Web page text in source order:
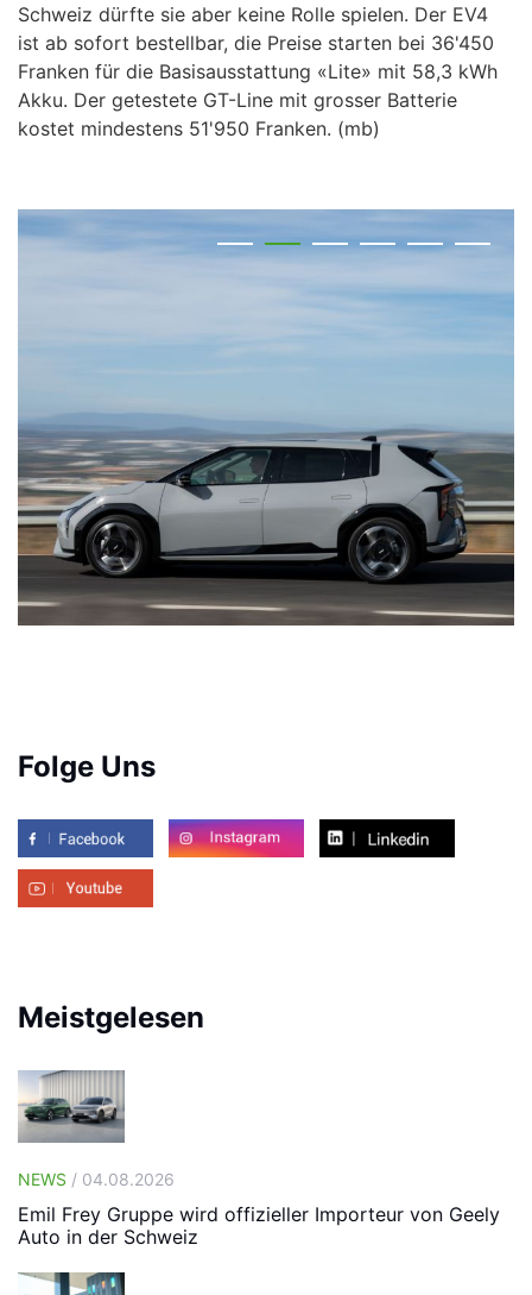
Schweiz dürfte sie aber keine Rolle spielen. Der EV4
ist ab sofort bestellbar, die Preise starten bei 36'450
Franken für die Basisausstattung «Lite» mit 58,3 kWh
Akku. Der getestete GT-Line mit grosser Batterie
kostet mindestens 51'950 Franken. (mb)
Folge Uns
Meistgelesen
NEWS / 04.08.2026
Emil Frey Gruppe wird offizieller Importeur von Geely
Auto in der Schweiz